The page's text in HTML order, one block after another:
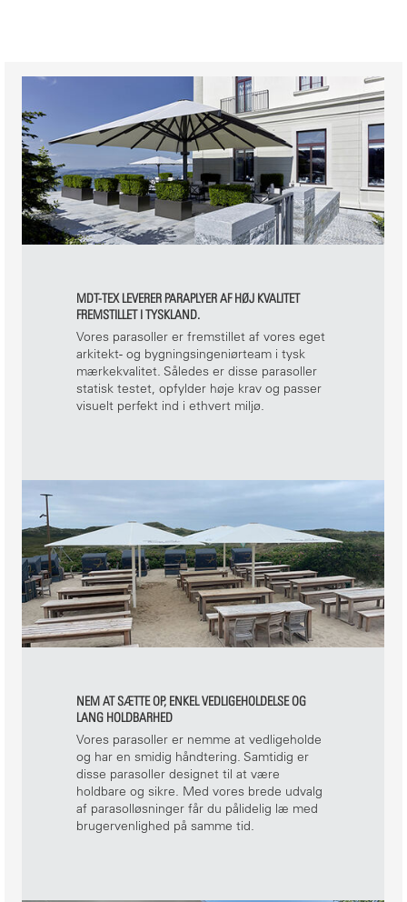
MDT-TEX LEVERER PARAPLYER AF HØJ KVALITET
FREMSTILLET I TYSKLAND.
Vores parasoller er fremstillet af vores eget
arkitekt- og bygningsingeniørteam i tysk
mærkekvalitet. Således er disse parasoller
statisk testet, opfylder høje krav og passer
visuelt perfekt ind i ethvert miljø.
NEM AT SÆTTE OP, ENKEL VEDLIGEHOLDELSE OG
LANG HOLDBARHED
Vores parasoller er nemme at vedligeholde
og har en smidig håndtering. Samtidig er
disse parasoller designet til at være
holdbare og sikre. Med vores brede udvalg
af parasolløsninger får du pålidelig læ med
brugervenlighed på samme tid.